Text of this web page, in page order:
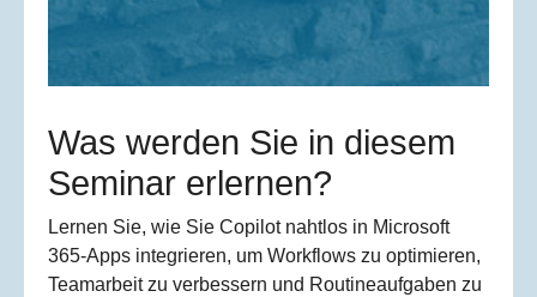
Was werden Sie in diesem
Seminar erlernen?
Lernen Sie, wie Sie Copilot nahtlos in Microsoft
365-Apps integrieren, um Workflows zu optimieren,
Teamarbeit zu verbessern und Routineaufgaben zu